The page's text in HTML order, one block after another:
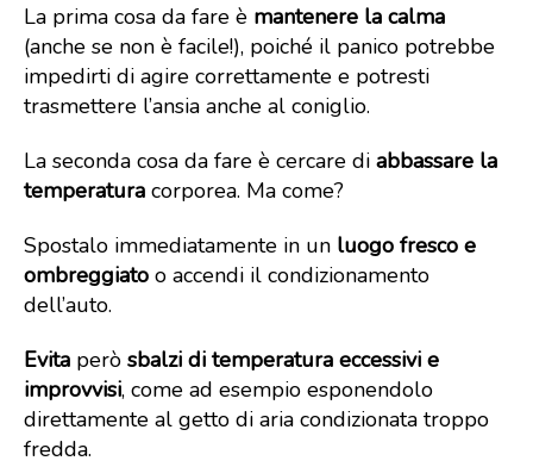
La prima cosa da fare è mantenere la calma
(anche se non è facile!), poiché il panico potrebbe
impedirti di agire correttamente e potresti
trasmettere l’ansia anche al coniglio.
La seconda cosa da fare è cercare di abbassare la
temperatura corporea. Ma come?
Spostalo immediatamente in un luogo fresco e
ombreggiato o accendi il condizionamento
dell’auto.
Evita però sbalzi di temperatura eccessivi e
improvvisi, come ad esempio esponendolo
direttamente al getto di aria condizionata troppo
fredda.